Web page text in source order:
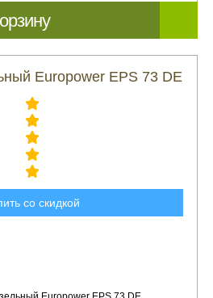
Europower EPS 73 DE
со скидкой